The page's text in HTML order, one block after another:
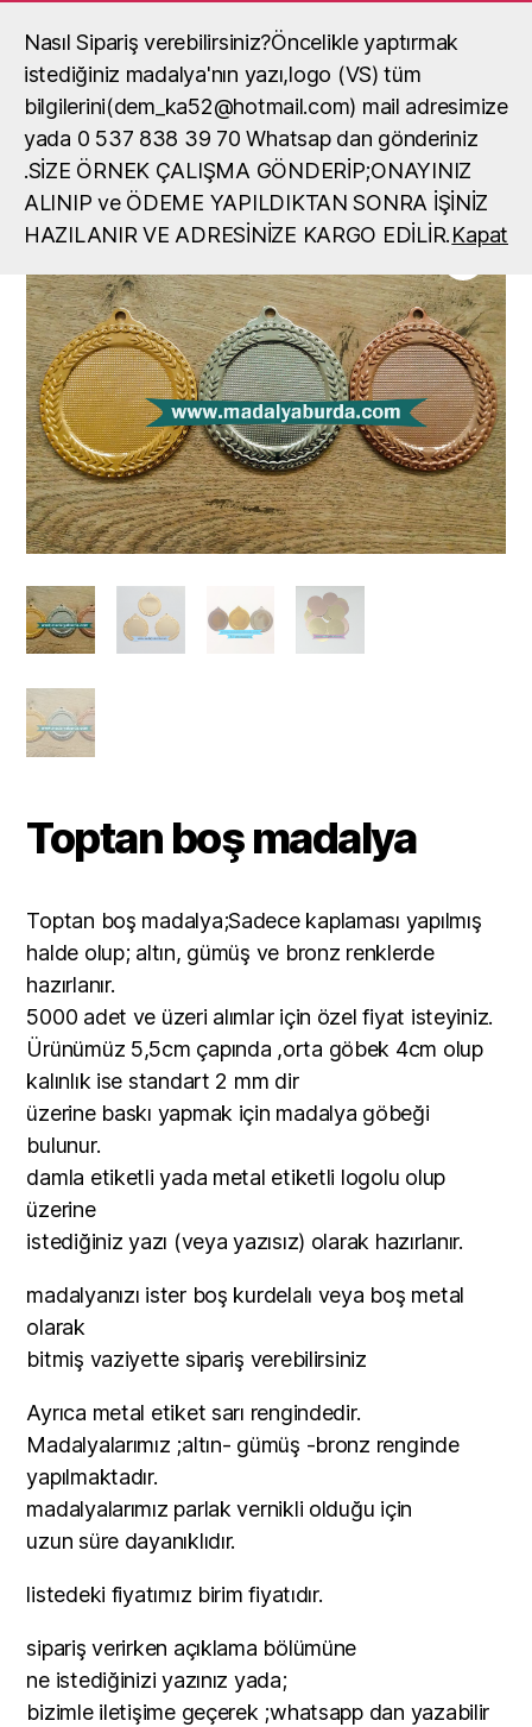
Nasıl Sipariş verebilirsiniz?Öncelikle yaptırmak
istediğiniz madalya'nın yazı,logo (VS) tüm
bilgilerini(dem_ka52@hotmail.com) mail adresimize
yada 0 537 838 39 70 Whatsap dan gönderiniz
.SİZE ÖRNEK ÇALIŞMA GÖNDERİP;ONAYINIZ
ALINIP ve ÖDEME YAPILDIKTAN SONRA İŞİNİZ
HAZILANIR VE ADRESİNİZE KARGO EDİLİR.Kapat
Madalya, madalya yaptırma, okul
madalya örneği
Ana Sayfa/ Madalyalar/Madalya/ Toptan boş madalya
Toptan boş madalya
Toptan boş madalya;Sadece kaplaması yapılmış
halde olup; altın, gümüş ve bronz renklerde
hazırlanır.
5000 adet ve üzeri alımlar için özel fiyat isteyiniz.
Ürünümüz 5,5cm çapında ,orta göbek 4cm olup
kalınlık ise standart 2 mm dir
üzerine baskı yapmak için madalya göbeği
bulunur.
damla etiketli yada metal etiketli logolu olup
üzerine
istediğiniz yazı (veya yazısız) olarak hazırlanır.
madalyanızı ister boş kurdelalı veya boş metal
olarak
bitmiş vaziyette sipariş verebilirsiniz
Ayrıca metal etiket sarı rengindedir.
Madalyalarımız ;altın- gümüş -bronz renginde
yapılmaktadır.
madalyalarımız parlak vernikli olduğu için
uzun süre dayanıklıdır.
listedeki fiyatımız birim fiyatıdır.
sipariş verirken açıklama bölümüne
ne istediğinizi yazınız yada;
bizimle iletişime geçerek ;whatsapp dan yazabilir